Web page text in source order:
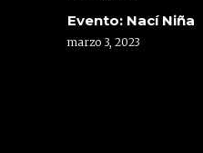
Evento: Nací Niña
marzo 3, 2023